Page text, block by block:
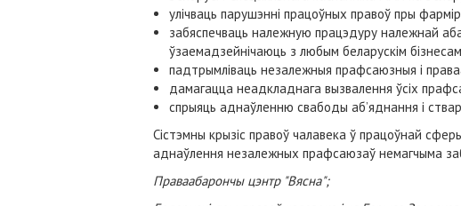
улічваць парушэнні працоўных правоў пры
забяспечваць належную працэдуру належнай
ўзаемадзейнічаюць з любым беларускім
падтрымліваць незалежныя прафсаюзныя і
дамагацца неадкладнага вызвалення ўсіх
спрыяць аднаўленню свабоды аб’яднання і
Сістэмны крызіс правоў чалавека ў працоўнай
аднаўлення незалежных прафсаюзаў немагчыма
Праваабарончы цэнтр "Вясна";